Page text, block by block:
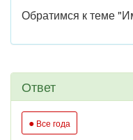
Обратимся к теме
Ответ
● Все года